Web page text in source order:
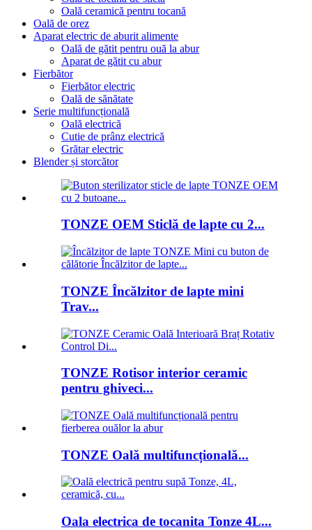
Oală ceramică pentru tocană
Oală de orez
Aparat electric de aburit alimente
Oală de gătit pentru ouă la abur
Aparat de gătit cu abur
Fierbător
Fierbător electric
Oală de sănătate
Serie multifuncțională
Oală electrică
Cutie de prânz electrică
Grătar electric
Blender și storcător
TONZE OEM Sticlă de lapte cu 2...
TONZE Încălzitor de lapte mini
Trav...
TONZE Rotisor interior ceramic
pentru ghiveci...
TONZE Oală multifuncțională...
Oala electrica de tocanita Tonze 4L...